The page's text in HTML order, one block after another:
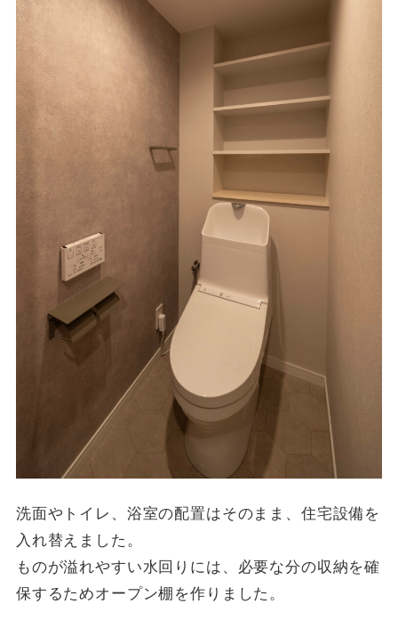
洗面やトイレ、浴室の配置はそのまま、住宅設備を
入れ替えました。
ものが溢れやすい水回りには、必要な分の収納を確
保するためオープン棚を作りました。